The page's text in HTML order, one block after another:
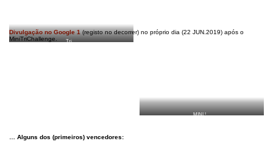
Divulgação no Google 1(registo no decorrer) no próprio dia (22 JUN.2019) após o
MiniTriChallenge.
Tri…
MINI !…
… Alguns dos (primeiros) vencedores: